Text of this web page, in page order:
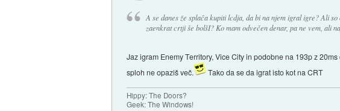
A se danes že splača kupiti lcdja, da bi na njem igral igre? Ali
zaenkrat crtji še bolšI? Ko mam odvečen denar, pa ne vem, ali
Jaz igram Enemy Territory, Vice City in podobne na 193p z
sploh ne opaziš več.
Tako da se da igrat isto kot na CRT
Hippy: The Doors?
Geek: The Windows!